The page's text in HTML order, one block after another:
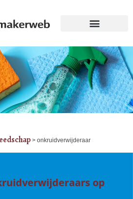
onkruidverwijderaar
op